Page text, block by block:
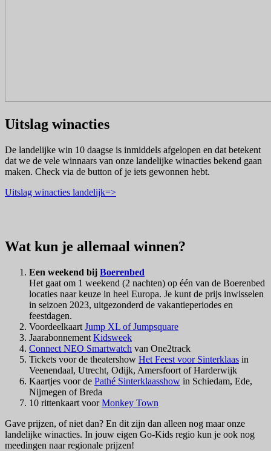
Uitslag winacties
De landelijke win 10 daagse is inmiddels afgelopen en dat betekent
dat we de vele winnaars van onze landelijke winacties bekend gaan
maken. Check via de button of je iets gewonnen hebt.
Uitslag winacties landelijk=>
Wat kun je allemaal winnen?
Een weekend bij Boerenbed
Het gaat om 1 weekend (2 nachten) op één van de Boerenbed
locaties naar keuze in heel Europa. Je kunt de prijs inwisselen
in seizoen 2023, uitgezonderd de vakantieperiodes en
feestdagen.
Voordeelkaart Jump XL of Jumpsquare
Jaarabonnement Kidsweek
Connect NEO Smartwatch van One2track
Tickets voor de theatershow Het Feest voor Sinterklaas in
Veenendaal, Utrecht, Odijk, Amersfoort of Harderwijk
Kaartjes voor de Pathé Sinterklaasshow in Schiedam, Ede,
Nijmegen of Breda
10 rittenkaart voorMonkey Town
Gave prijzen, of niet dan? En dit zijn dan alleen nog maar onze
landelijke winacties. In jouw eigen Go-Kids regio kun je ook nog
meedingen naar regionale prijzen!